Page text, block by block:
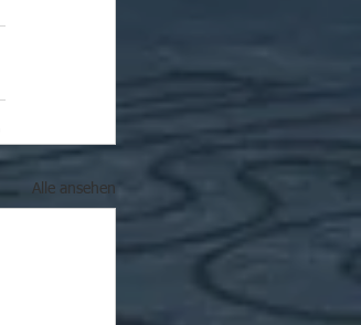
Alle ansehen